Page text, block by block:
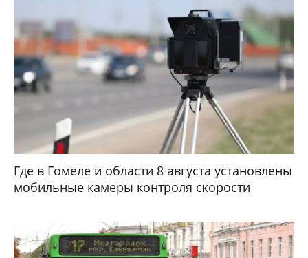
Где в Гомеле и области 8 августа установлены
мобильные камеры контроля скорости